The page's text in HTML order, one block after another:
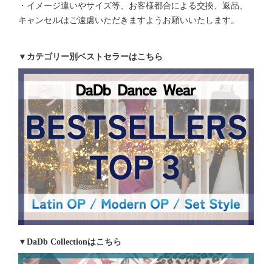
・イメージ違いやサイズ等、お客様都合による交換、返品、
キャンセルはご遠慮いただきますようお願いいたします。
▼カテゴリー別ベストセラーはこちら
▼DaDb Collectionはこちら